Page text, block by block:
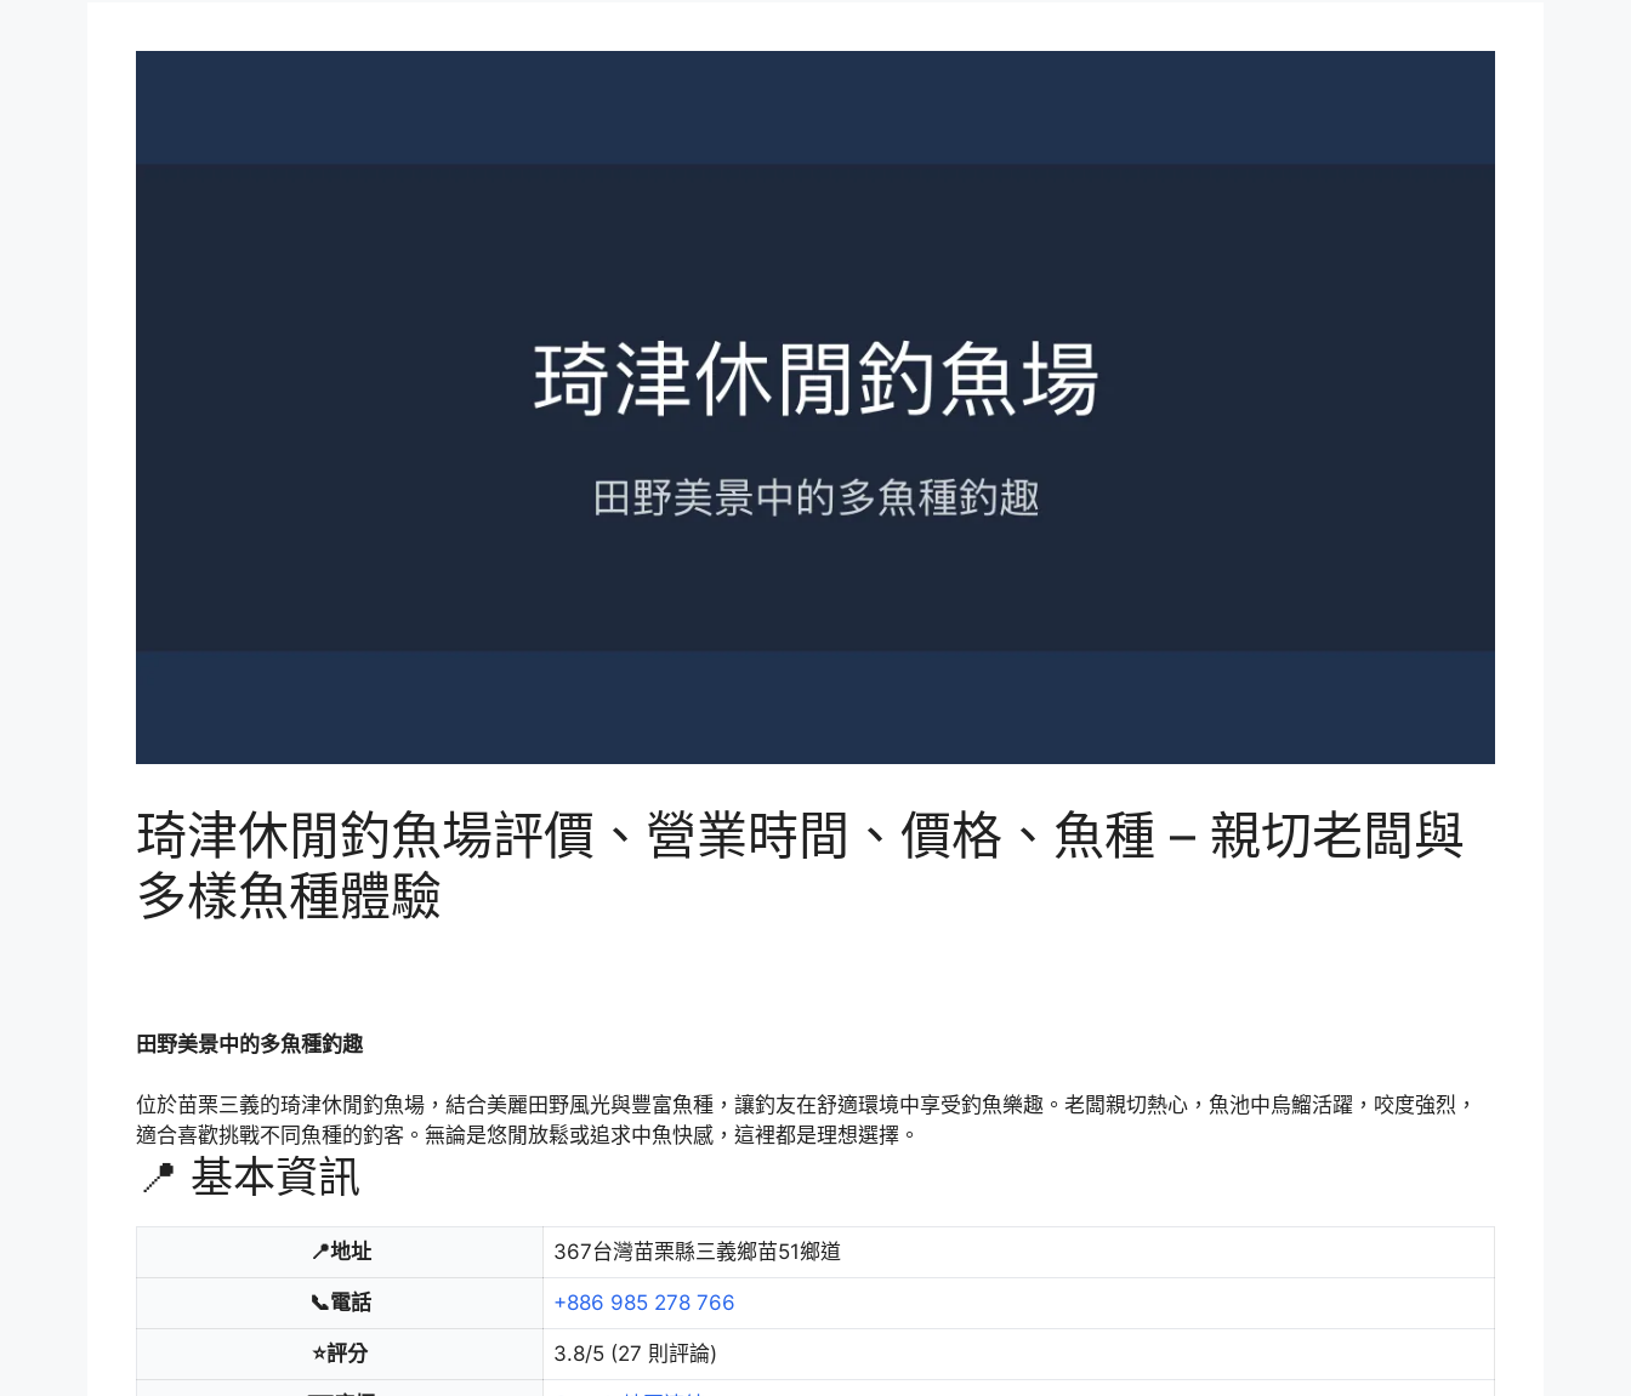
琦津休閒釣魚場評價、營業時間、價格、魚種 – 親切老闆與
多樣魚種體驗
田野美景中的多魚種釣趣
位於苗栗三義的琦津休閒釣魚場，結合美麗田野風光與豐富魚種，讓釣友在舒適環境中享受釣魚樂趣。老闆親切熱心，魚池中烏鰡活躍，咬度強烈，
適合喜歡挑戰不同魚種的釣客。無論是悠閒放鬆或追求中魚快感，這裡都是理想選擇。
📍 基本資訊
📍地址 367台灣苗栗縣三義鄉苗51鄉道
📞電話 +886 985 278 766
⭐評分 3.8/5 (27 則評論)